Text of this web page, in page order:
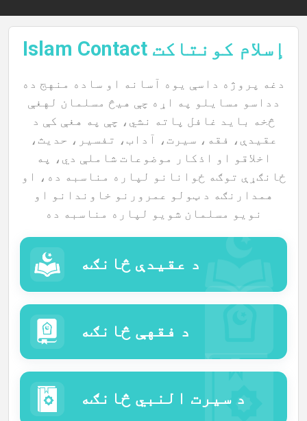
Islam Contact إسلام كونتاكت
دغه پروژه داسې یوه آسانه او ساده منهج ده
دداسو مسایلو په اړه چې هیڅ مسلمان لهغې
څخه باید غافل پاته نشي، چې په هغې کې د
عقیدې، فقه، سیرت، آداب، تفسیر، حدیث،
اخلاقو او اذکار موضوعات شاملې دي، په
ځانګړې توګه ځوانانو لپاره مناسبه ده، او
همدارنګه د ټولو عمرورنو خاوندانو او
نويو مسلمان شویو لپاره مناسبه ده
د عقیدې څانګه
د فقهې څانګه
د سیرت النبي څانګه